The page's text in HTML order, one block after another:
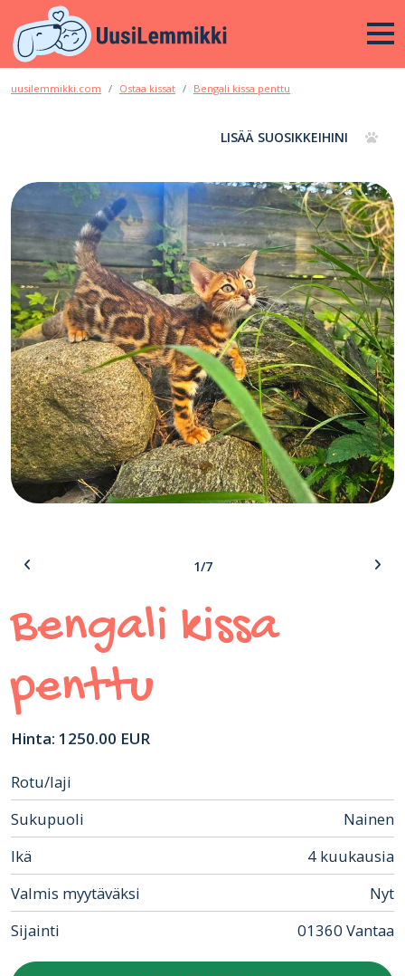
uusilemmikki.com Ostaa kissat Bengali kissa penttu
LISÄÄ SUOSIKKEIHINI
1/7
Bengali kissa
penttu
Hinta: 1250.00 EUR
Rotu/laji
Sukupuoli
Nainen
Ikä
4 kuukausia
Valmis myytäväksi
Nyt
Sijainti
01360 Vantaa